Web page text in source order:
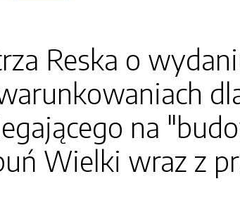
Reska o
na
Wielki wraz z